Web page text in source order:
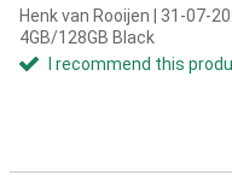
Henk van Rooijen | 31-07-
4GB/128GB Black
I recommend this